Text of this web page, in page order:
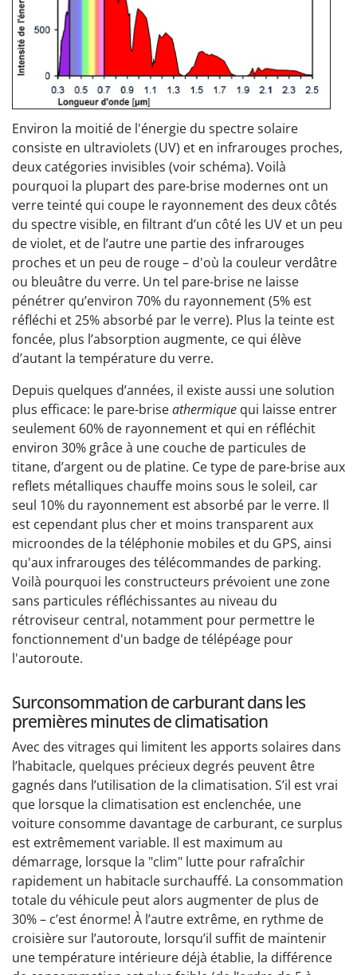
Environ la moitié de l'énergie du spectre solaire
consiste en ultraviolets (UV) et en infrarouges proches,
deux catégories invisibles (voir schéma). Voilà
pourquoi la plupart des pare-brise modernes ont un
verre teinté qui coupe le rayonnement des deux côtés
du spectre visible, en filtrant d’un côté les UV et un peu
de violet, et de l’autre une partie des infrarouges
proches et un peu de rouge – d'où la couleur verdâtre
ou bleuâtre du verre. Un tel pare-brise ne laisse
pénétrer qu’environ 70% du rayonnement (5% est
réfléchi et 25% absorbé par le verre). Plus la teinte est
foncée, plus l’absorption augmente, ce qui élève
d’autant la température du verre.
Depuis quelques d’années, il existe aussi une solution
plus efficace: le pare-briseathermique qui laisse entrer
seulement 60% de rayonnement et qui en réfléchit
environ 30% grâce à une couche de particules de
titane, d’argent ou de platine. Ce type de pare-brise aux
reflets métalliques chauffe moins sous le soleil, car
seul 10% du rayonnement est absorbé par le verre. Il
est cependant plus cher et moins transparent aux
microondes de la téléphonie mobiles et du GPS, ainsi
qu'aux infrarouges des télécommandes de parking.
Voilà pourquoi les constructeurs prévoient une zone
sans particules réfléchissantes au niveau du
rétroviseur central, notamment pour permettre le
fonctionnement d'un badge de télépéage pour
l'autoroute.
Surconsommation de carburant dans les
premières minutes de climatisation
Avec des vitrages qui limitent les apports solaires dans
l’habitacle, quelques précieux degrés peuvent être
gagnés dans l’utilisation de la climatisation. S’il est vrai
que lorsque la climatisation est enclenchée, une
voiture consomme davantage de carburant, ce surplus
est extrêmement variable. Il est maximum au
démarrage, lorsque la "clim" lutte pour rafraîchir
rapidement un habitacle surchauffé. La consommation
totale du véhicule peut alors augmenter de plus de
30% – c’est énorme! À l’autre extrême, en rythme de
croisière sur l’autoroute, lorsqu’il suffit de maintenir
une température intérieure déjà établie, la différence